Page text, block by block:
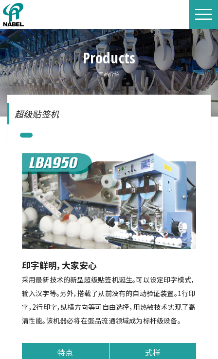
Products
产品介绍
超级贴签机
印字鲜明，大家安心
采用最新技术的新型超级贴签机诞生。可以设定印字模式，
输入汉字等。另外，搭载了从前没有的自动验证装置。1行印
字，2行印字，纵横方向等可自由选择，用热敏技术实现了高
清性能。该机器必将在蛋品流通领域成为标杆级设备。
特点 式样